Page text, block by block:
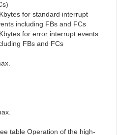
for standard interrupt
including FBs and FCs
for error interrupt events
FBs and FCs
table Operation of the high-